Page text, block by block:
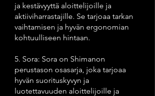
ja kestävyyttä aloittelijoille ja
aktiiviharrastajille. Se tarjoaa tarkan
vaihtamisen ja hyvän ergonomian
kohtuulliseen hintaan.
5. Sora: Sora on Shimanon
perustason osasarja, joka tarjoaa
hyvän suorituskyvyn ja
luotettavuuden aloittelijoille ja